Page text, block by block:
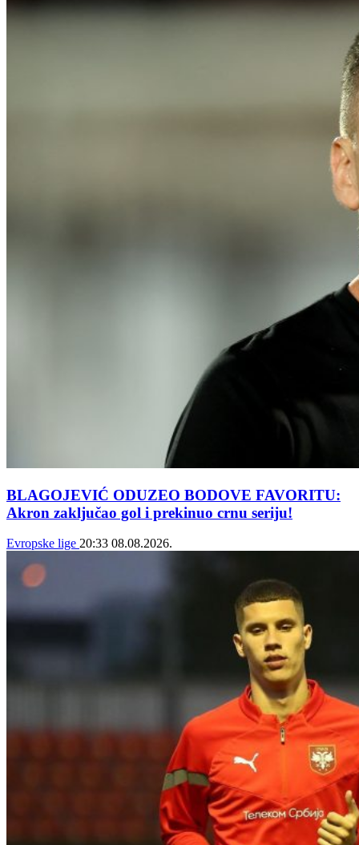
BLAGOJEVIĆ ODUZEO BODOVE FAVORITU:
Akron zaključao gol i prekinuo crnu seriju!
Evropske lige 20:33 08.08.2026.